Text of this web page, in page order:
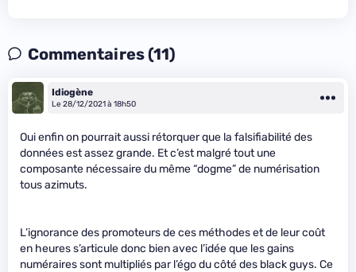
Commentaires (11)
Idiogène
Le 28/12/2021 à 18h50
Oui enfin on pourrait aussi rétorquer que la falsifiabilité des
données est assez grande. Et c’est malgré tout une
composante nécessaire du même “dogme” de numérisation
tous azimuts.
L’ignorance des promoteurs de ces méthodes et de leur coût
en heures s’articule donc bien avec l’idée que les gains
numéraires sont multipliés par l’égo du côté des black guys. Ce